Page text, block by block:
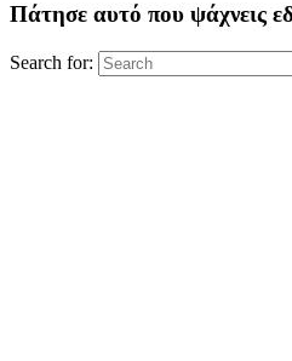
Πάτησε αυτό που ψάχνεις
Search for: